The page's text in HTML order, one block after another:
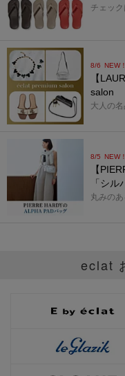
チェック
8/6 NEW！
【
salon
大人の
8/5 NEW！
【
「シル
丸みの
eclat